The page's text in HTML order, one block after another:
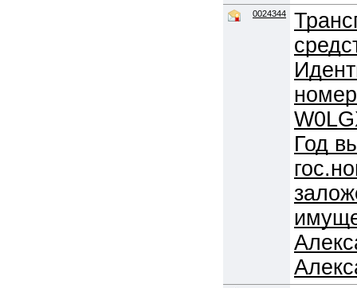
0024344
Год